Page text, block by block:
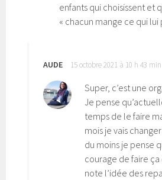
enfants qui choisissent et
« chacun mange ce qui lui
AUDE 15 octobre 2021 à 10 h 43 min
Super, c’est une
Je pense
temps de le faire
mois je vais
du moins je pense
courage de faire
note l’idée des